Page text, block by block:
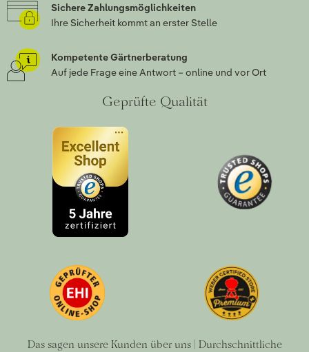
Sichere Zahlungsmöglichkeiten
Ihre Sicherheit kommt an erster Stelle
Kompetente Gärtnerberatung
Auf jede Frage eine Antwort – online und vor Ort
Geprüfte Qualität
Das sagen unsere Kunden über uns | Durchschnittliche